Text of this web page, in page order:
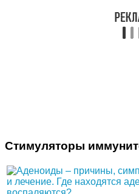
Стимуляторы